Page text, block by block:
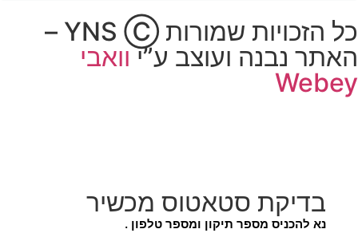
כל הזכויות שמורות YNS Ⓒ –
האתר נבנה ועוצב ע”יוואבי
Webey
בדיקת סטאטוס מכשיר
נא להכניס מספר תיקון ומספר טלפון .